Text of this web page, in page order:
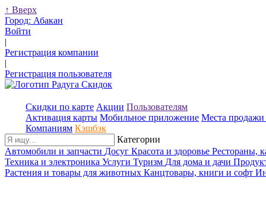
↑ Вверх
Город: Абакан
Войти
|
Регистрация компании
|
Регистрация пользователя
Скидки по карте Акции Пользователям
Активация карты Мобильное приложение Места продажи
Компаниям Кэшбэк
Категории
Автомобили и запчасти Досуг Красота и здоровье Рестораны,
Техника и электроника Услуги Туризм Для дома и дачи
Растения и товары для животных Канцтовары, книги и софт